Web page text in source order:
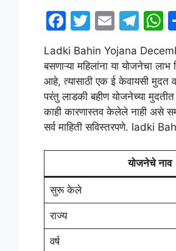
F
c
e
b
o
o
k
T
itt
er
E
ai
l
T
e
gr
a
m
s
A
p
p
Ladki Bahin Yojana
बसणाऱ्या महिलांना या योजनेचा
आहे, त्यासाठी एक ई केवायसी मुदत
परंतु लाडकी बहीण योजनेच्या
काही कारणास्तव केलेले नाही असे
सर्व माहिती सविस्तरपणे. ladki
योजनेचे नाव
सुरू केले
राज्य
वर्ष